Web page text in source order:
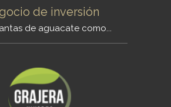
de inversión
de aguacate como...